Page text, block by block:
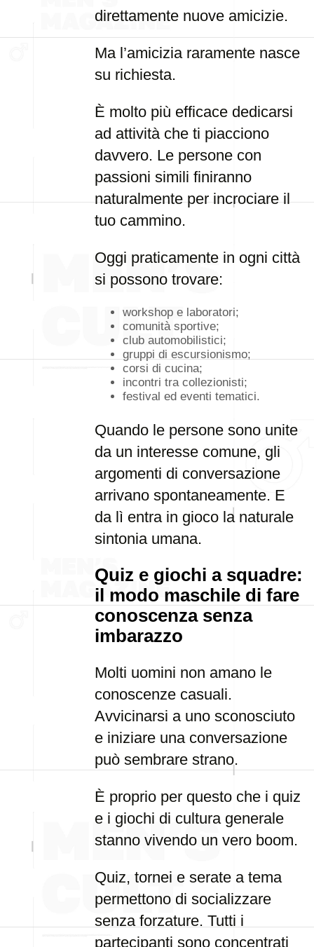
direttamente nuove amicizie.
Ma l’amicizia raramente nasce
su richiesta.
È molto più efficace dedicarsi
ad attività che ti piacciono
davvero. Le persone con
passioni simili finiranno
naturalmente per incrociare il
tuo cammino.
Oggi praticamente in ogni città
si possono trovare:
workshop e laboratori;
comunità sportive;
club automobilistici;
gruppi di escursionismo;
corsi di cucina;
incontri tra collezionisti;
festival ed eventi tematici.
Quando le persone sono unite
da un interesse comune, gli
argomenti di conversazione
arrivano spontaneamente. E
da lì entra in gioco la naturale
sintonia umana.
Quiz e giochi a squadre:
il modo maschile di fare
conoscenza senza
imbarazzo
Molti uomini non amano le
conoscenze casuali.
Avvicinarsi a uno sconosciuto
e iniziare una conversazione
può sembrare strano.
È proprio per questo che i quiz
e i giochi di cultura generale
stanno vivendo un vero boom.
Quiz, tornei e serate a tema
permettono di socializzare
senza forzature. Tutti i
partecipanti sono concentrati